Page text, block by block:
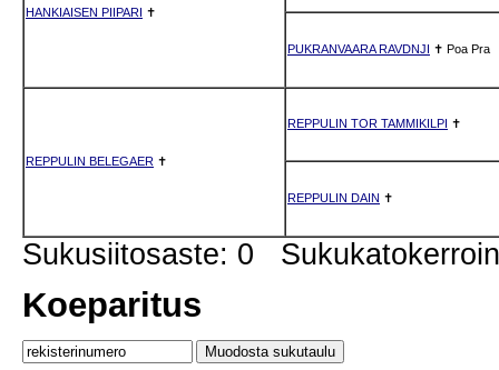
HANKIAISEN PIIPARI ✝
PUKRANVAARA RAVDNJI ✝ Poa Pra
REPPULIN BELEGAER ✝
REPPULIN TOR TAMMIKILPI ✝
REPPULIN DAIN ✝
Sukusiitosaste: 0
Koeparitus